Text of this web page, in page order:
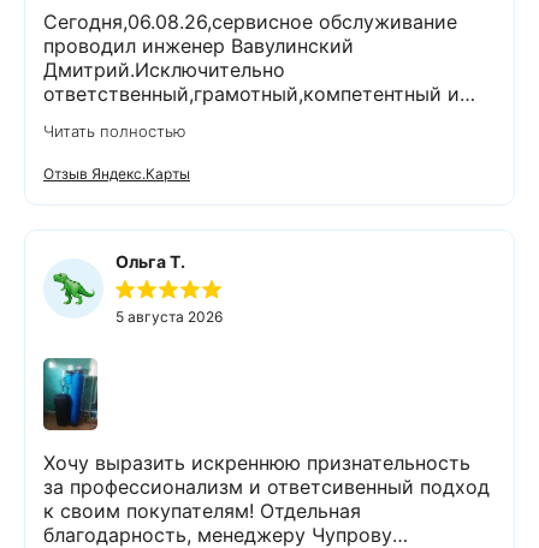
Сегодня,06.08.26,сервисное обслуживание
проводил инженер Вавулинский
Дмитрий.Исключительно
ответственный,грамотный,компетентный и
выполнены очень тщательно и качественно.На
все вопросы ответил
профессионально.Проанализировал и
устранил возникшие проблемы.При
выполнении работ поддерживал чистоту и
порядок.Помимо отличного выполненной
задачи,оставил хорошее настроение.Спасибо
Экодару,что в вашей организации работают
такие специалисты.
Читать полностью
Отзыв Яндекс.Карты
Ольга Т.
5 августа 2026
Хочу выразить искреннюю признательность
за профессионализм и ответсивенный подход
к своим покупателям! Отдельная
благодарность, менеджеру Чупрову